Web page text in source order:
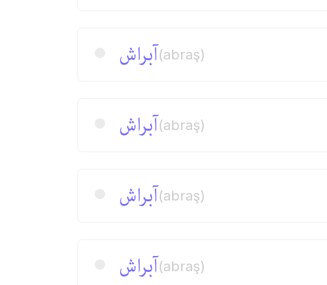
آبراش(abraş)
آبراش(abraş)
آبراش(abraş)
آبراش(abraş)